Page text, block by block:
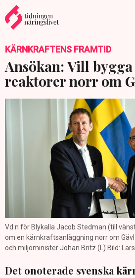
KÄRNKRAFTENS FRAMTID
Ansökan: Vill bygga
reaktorer norr om
Vd:n för Blykalla Jacob Stedman (till
om en kärnkraftsanläggning norr om
och miljöminister Johan Britz (L) Bild:
Det onoterade svenska